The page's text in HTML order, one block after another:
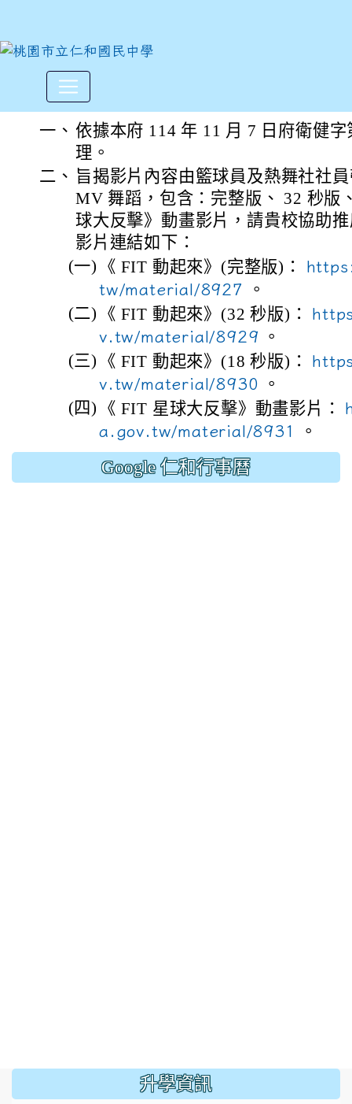
衛生福利部國民健康署製作
一、 依據本府 114 年 11 月 7 日府衛健
理。
二、 旨揭影片內容由籃球員及熱舞社社
MV 舞蹈，包含：完整版、 32 秒版
球大反擊》動畫影片，請貴校協助
影片連結如下：
(一)
《 FIT 動起來》(完整版)：
tw/material/8927
。
(二)
《 FIT 動起來》(32 秒版)：
v.tw/material/8929
。
(三)
《 FIT 動起來》(18 秒版)：
v.tw/material/8930
。
(四)
《 FIT 星球大反擊》動畫影片：
a.gov.tw/material/8931
。
Google 仁和行事曆
升學資訊